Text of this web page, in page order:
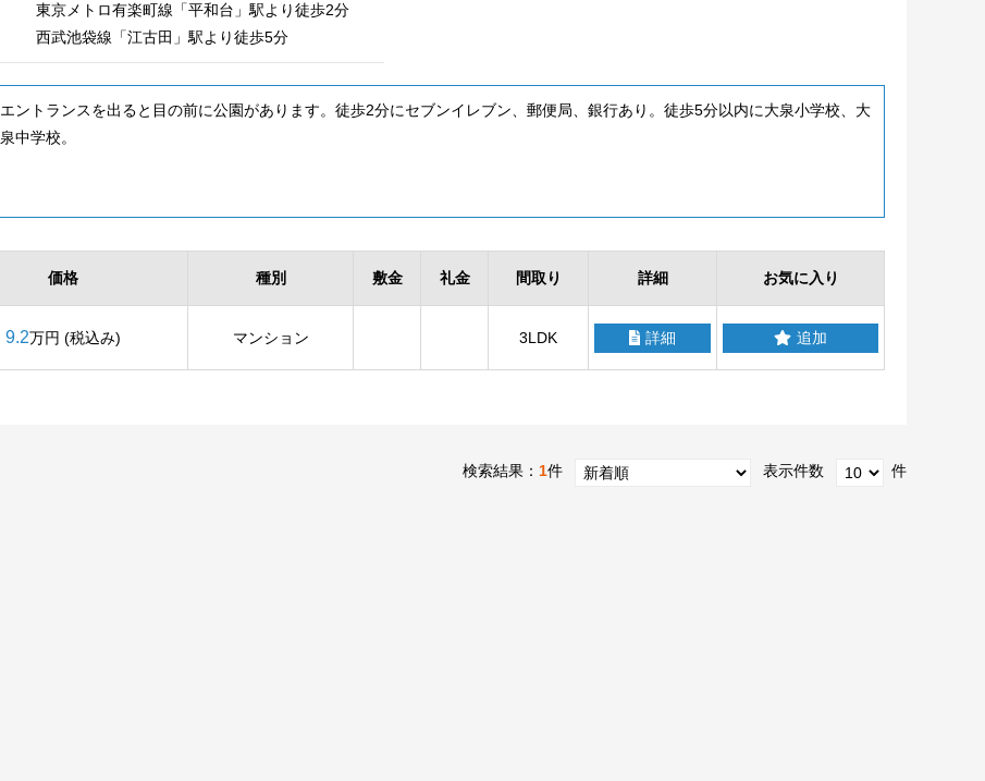
東京メトロ有楽町線「平和台」駅より徒歩2分
西武池袋線「江古田」駅より徒歩5分
エントランスを出ると目の前に公園があります。徒歩2分にセブンイレブン、郵便局、銀行あり。徒歩5分以内に大泉小学校、大
泉中学校。
価格 種別 敷金 礼金 間取り 詳細 お気に入り
9.2万円 (税込み) マンション 3LDK 詳細 追加
検索結果： 1件 表示件数 件